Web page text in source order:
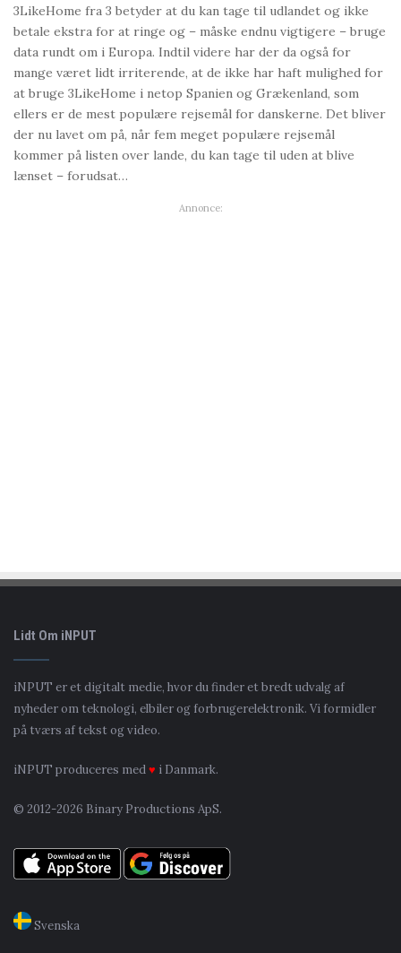
3LikeHome fra 3 betyder at du kan tage til udlandet og ikke
betale ekstra for at ringe og – måske endnu vigtigere – bruge
data rundt om i Europa. Indtil videre har der da også for
mange været lidt irriterende, at de ikke har haft mulighed for
at bruge 3LikeHome i netop Spanien og Grækenland, som
ellers er de mest populære rejsemål for danskerne. Det bliver
der nu lavet om på, når fem meget populære rejsemål
kommer på listen over lande, du kan tage til uden at blive
lænset – forudsat…
Annonce:
Lidt Om iNPUT
iNPUT er et digitalt medie, hvor du finder et bredt udvalg af
nyheder om teknologi, elbiler og forbrugerelektronik. Vi formidler
på tværs af tekst og video.
iNPUT produceres med♥ i Danmark.
© 2012-2026 Binary Productions ApS.
Svenska